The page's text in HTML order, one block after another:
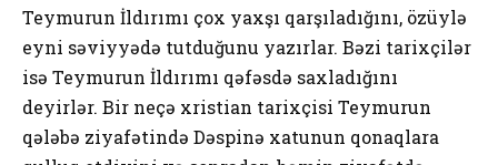
Teymurun İldırımı çox yaxşı qarşıladığını, özüylə
eyni səviyyədə tutduğunu yazırlar. Bəzi tarixçilər
isə Teymurun İldırımı qəfəsdə saxladığını
deyirlər. Bir neçə xristian tarixçisi Teymurun
qələbə ziyafətində Dəspinə xatunun qonaqlara